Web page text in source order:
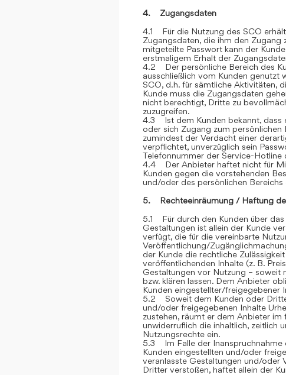
4. Zugangsdaten
4.1 Für die Nutzung des SCO
Zugangsdaten, die ihm den Zugang
mitgeteilte Passwort kann der
erstmaligem Erhalt der
4.2 Der persönliche Bereich des
ausschließlich vom Kunden genutzt
SCO, d.h. für sämtliche Aktivitäten,
Kunde muss die Zugangsdaten
nicht berechtigt, Dritte zu
zuzugreifen.
4.3 Ist dem Kunden bekannt, dass
oder sich Zugang zum
zumindest der Verdacht einer
verpflichtet, unverzüglich sein
Telefonnummer der Service-
4.4 Der Anbieter haftet nicht für
Kunden gegen die vorstehenden
und/oder des persönlichen Bereichs
5. Rechteeinräumung / Haftung
5.1 Für durch den Kunden über
Gestaltungen ist allein der Kunde
verfügt, die für die vereinbarte
Veröffentlichung/
der Kunde die rechtliche
veröffentlichenden Inhalte (z. B.
Gestaltungen vor Nutzung – soweit
bzw. klären lassen. Dem Anbieter
Kunden eingestellter/freigegebener
5.2 Soweit dem Kunden oder
und/oder freigegebenen Inhalte
zustehen, räumt er dem Anbieter
unwiderruflich die inhaltlich, zeitlich
Nutzungsrechte ein.
5.3 Im Falle der Inanspruchnahme
Kunden eingestellten und/oder
veranlasste Gestaltungen und/oder
Dritter verstoßen, haftet allein der